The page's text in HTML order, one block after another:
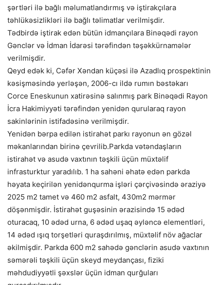
şərtləri ilə bağlı məlumatlandırmış və iştirakçılara
təhlükəsizlikləri ilə bağlı təlimatlar verilmişdir.
Tədbirdə iştirak edən bütün idmançılara Binəqədi rayon
Gənclər və İdman İdarəsi tərəfindən təşəkkürnamələr
verilmişdir.
Qeyd edək ki, Cəfər Xəndan küçəsi ilə Azadlıq prospektinin
kəsişməsində yerləşən, 2006-cı ildə rumın bəstəkarı
Corce Eneskunun xatirəsinə salınmış park Binəqədi Rayon
İcra Hakimiyyəti tərəfindən yenidən qurularaq rayon
sakinlərinin istifadəsinə verilmişdir.
Yenidən bərpa edilən istirahət parkı rayonun ən gözəl
məkanlarından birinə çevrilib.Parkda vətəndaşların
istirahət və asudə vaxtının təşkili üçün müxtəlif
infrasturktur yaradılıb. 1 ha sahəni əhatə edən parkda
həyata keçirilən yenidənqurma işləri çərçivəsində əraziyə
2025 m2 tamet və 460 m2 asfalt, 430m2 mərmər
döşənmişdir. İstirahət guşəsinin ərazisində 15 ədəd
oturacaq, 10 ədəd urna, 6 ədəd uşaq əyləncə elementləri,
14 ədəd ışıq torşetləri quraşdırılmış, müxtəlif növ ağaclar
əkilmişdir. Parkda 600 m2 sahədə gənclərin asudə vaxtının
səmərəli təşkili üçün skeyd meydançası, fiziki
məhdudiyyətli şəxslər üçün idman qurğuları